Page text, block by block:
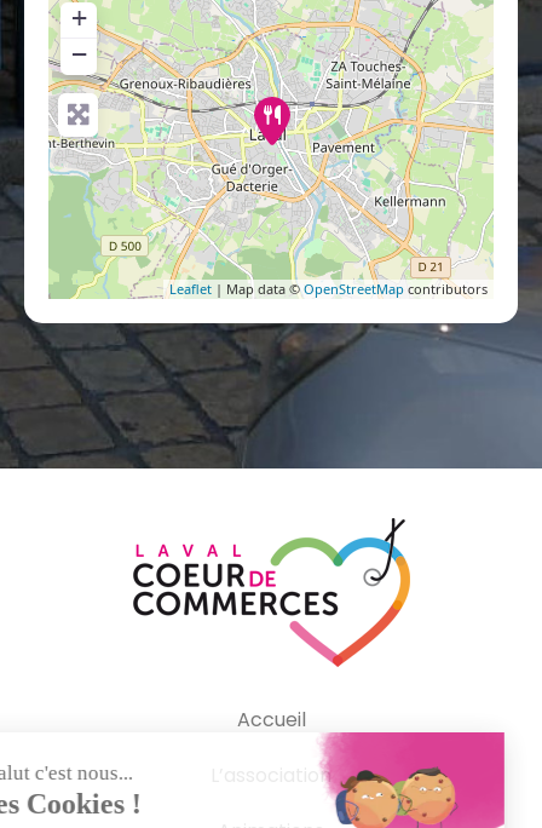
+
−
Leaflet | Map data © OpenStreetMap contributors
Accueil
L’association